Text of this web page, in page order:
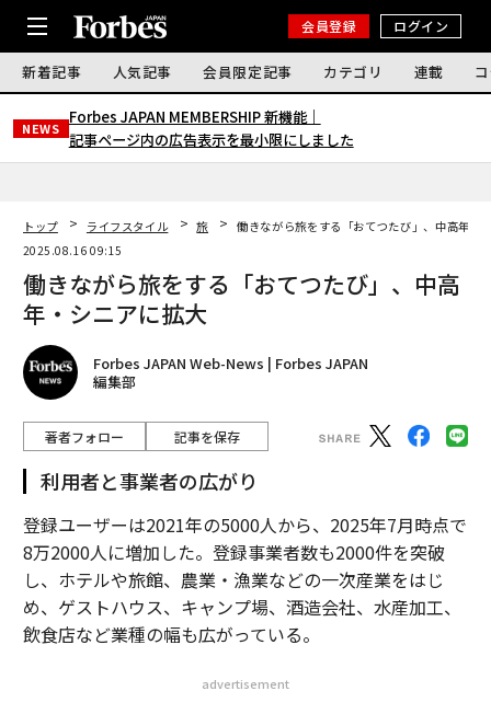
会員登録 ログイン
新着記事 人気記事 会員限定記事 カテゴリ 連載
NEWS
Forbes JAPAN MEMBERSHIP 新機能｜
記事ページ内の広告表示を最小限にしました
トップ ライフスタイル 旅
働きながら旅をする「おてつたび」、中高年・
2025.08.16 09:15
働きながら旅をする「おてつたび」、中高
年・シニアに拡大
Forbes JAPAN Web-News | Forbes JAPAN
編集部
著者フォロー 記事を保存
利用者と事業者の広がり
登録ユーザーは2021年の5000人から、2025年7月時点で
8万2000人に増加した。登録事業者数も2000件を突破
し、ホテルや旅館、農業・漁業などの一次産業をはじ
め、ゲストハウス、キャンプ場、酒造会社、水産加工、
飲食店など業種の幅も広がっている。
advertisement